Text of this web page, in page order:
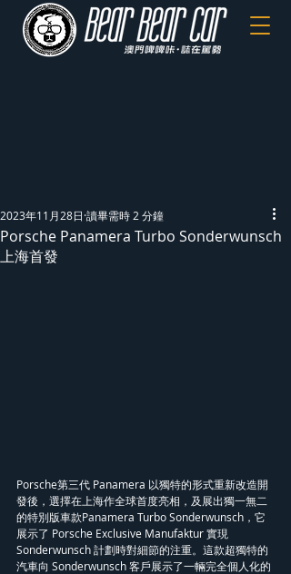
Porsche Panamera Turbo Sonderwunsch
上海首發
2023年11月28日 讀畢需時 2 分鐘
Porsche第三代 Panamera 以獨特的形式重新改造開
發後，選擇在上海作全球首度亮相，及展出獨一無二
的特別版車款Panamera Turbo Sonderwunsch，它
展示了 Porsche Exclusive Manufaktur 實現
Sonderwunsch 計劃時對細節的注重。這款超獨特的
汽車向 Sonderwunsch 客戶展示了一輛完全個人化的